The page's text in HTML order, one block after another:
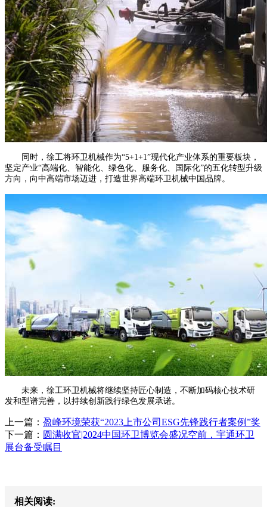
同时，徐工将环卫机械作为“5+1+1”现代化产业体系的重要板块，
坚定产业“高端化、智能化、绿色化、服务化、国际化”的五化转型升级
方向，向中高端市场迈进，打造世界高端环卫机械中国品牌。
未来，徐工环卫机械将继续坚持匠心制造，不断加码核心技术研
发和型谱完善，以持续创新践行绿色发展承诺。
上一篇： 盈峰环境荣获“2023上市公司ESG先锋践行者案例”奖
下一篇： 圆满收官|2024中国环卫博览会盛况空前，宇通环卫
展台备受瞩目
相关阅读: